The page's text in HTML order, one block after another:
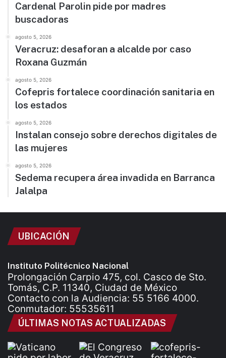
Cardenal Parolin pide por madres
buscadoras
agosto 5, 2026
Veracruz: desaforan a alcalde por caso
Roxana Guzmán
agosto 5, 2026
Cofepris fortalece coordinación sanitaria en
los estados
agosto 5, 2026
Instalan consejo sobre derechos digitales de
las mujeres
agosto 5, 2026
Sedema recupera área invadida en Barranca
Jalalpa
UBICACIÓN
Instituto Politécnico Nacional
Prolongación Carpio 475, col. Casco de Sto.
Tomás, C.P. 11340, Ciudad de México
Contacto con la Audiencia: 55 5166 4000.
Conmutador: 55535611
ÚLTIMAS NOTAS ACTUALIZADAS